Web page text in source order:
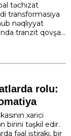
təchizat
transformasiya
nəqliyyat
tranzit qovşa...
rolu:
xarici
birini təşkil edir.
fəal iştirakı, bir